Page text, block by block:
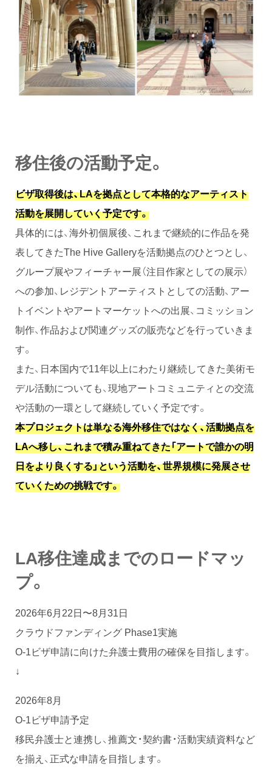
移住後の活動予定。
ビザ取得後は、LAを拠点として本格的なアーティスト
活動を展開していく予定です。
具体的には、海外初個展後、これまで継続的に作品を発
表してきたThe Hive Galleryを活動拠点のひとつとし、
グループ展やフィーチャー展（注目作家としての展示）
への参加、レジデントアーティストとしての活動、アー
トイベントやアートマーケットへの出展、コミッション
制作、作品および関連グッズの販売などを行っていきま
す。
また、日本国内で11年以上にわたり継続してきた美術モ
デル活動についても、現地アートコミュニティとの交流
や活動の一環として継続していく予定です。
本プロジェクトは単なる海外移住ではなく、活動拠点を
LAへ移し、これまで積み重ねてきた「アートで誰かの明
日をより良くする」という活動を、世界規模に発展させ
ていくための挑戦です。
LA移住達成までのロードマッ
プ。
2026年6月22日〜8月31日
クラウドファンディング Phase1実施
O-1ビザ申請に向けた弁護士費用の確保を目指します。
↓
2026年8月
O-1ビザ申請予定
移民弁護士と連携し、推薦文・契約書・活動実績資料など
を揃え、正式な申請を目指します。